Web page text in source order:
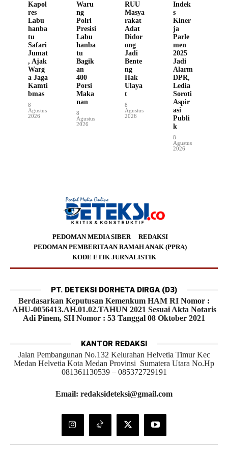
Kapol
res
Labu
hanba
tu
Safari
Jumat
, Ajak
Warg
a Jaga
Kamti
bmas
8
Agustus
2026
Waru
ng
Polri
Presisi
Labu
hanba
tu
Bagik
an
400
Porsi
Maka
nan
8
Agustus
2026
RUU
Masya
rakat
Adat
Didor
ong
Jadi
Bente
ng
Hak
Ulaya
t
8
Agustus
2026
Indek
s
Kiner
ja
Parle
men
2025
Jadi
Alarm
DPR,
Ledia
Soroti
Aspir
asi
Publi
k
8
Agustus
2026
PEDOMAN MEDIA SIBER
REDAKSI
PEDOMAN PEMBERITAAN RAMAH ANAK (PPRA)
KODE ETIK JURNALISTIK
PT. DETEKSI DORHETA DIRGA (D3)
Berdasarkan Keputusan Kemenkum HAM RI Nomor :
AHU-0056413.AH.01.02.TAHUN 2021 Sesuai Akta Notaris
Adi Pinem, SH Nomor : 53 Tanggal 08 Oktober 2021
KANTOR REDAKSI
Jalan Pembangunan No.132 Kelurahan Helvetia Timur Kec
Medan Helvetia Kota Medan Provinsi Sumatera Utara No.Hp
081361130539 – 085372729191
Email: redaksideteksi@gmail.com